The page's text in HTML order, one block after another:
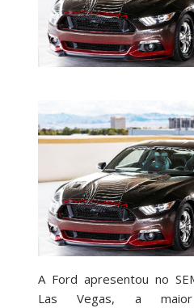
A Ford apresentou no
Las Vegas, a